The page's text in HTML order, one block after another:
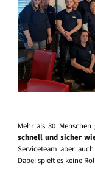
Mehr als 30
schnell und sicher
Serviceteam aber
Dabei spielt es keine